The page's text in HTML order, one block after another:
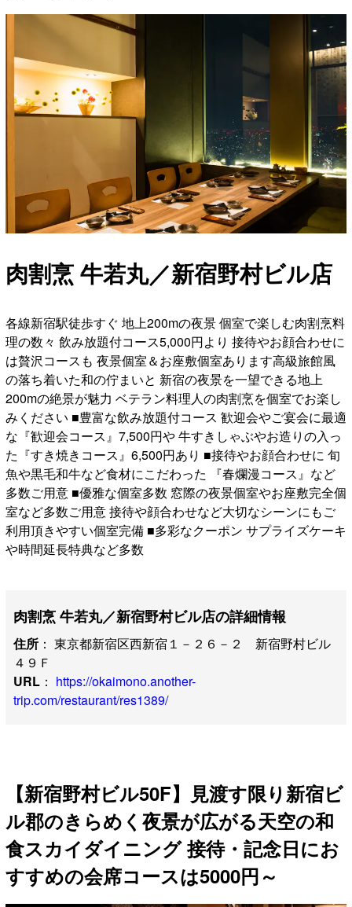
肉割烹 牛若丸／新宿野村ビル店
各線新宿駅徒歩すぐ 地上200mの夜景 個室で楽しむ肉割烹料
理の数々 飲み放題付コース5,000円より 接待やお顔合わせに
は贅沢コースも 夜景個室＆お座敷個室あります高級旅館風
の落ち着いた和の佇まいと 新宿の夜景を一望できる地上
200mの絶景が魅力 ベテラン料理人の肉割烹を個室でお楽し
みください ■豊富な飲み放題付コース 歓迎会やご宴会に最適
な『歓迎会コース』7,500円や 牛すきしゃぶやお造りの入っ
た『すき焼きコース』6,500円あり ■接待やお顔合わせに 旬
魚や黒毛和牛など食材にこだわった 『春爛漫コース』など
多数ご用意 ■優雅な個室多数 窓際の夜景個室やお座敷完全個
室など多数ご用意 接待や顔合わせなど大切なシーンにもご
利用頂きやすい個室完備 ■多彩なクーポン サプライズケーキ
や時間延長特典など多数
肉割烹 牛若丸／新宿野村ビル店の詳細情報
住所 ： 東京都新宿区西新宿１－２６－２ 新宿野村ビル
４９Ｆ
URL ： https://okaimono.another-
trip.com/restaurant/res1389/
【新宿野村ビル50F】見渡す限り新宿ビ
ル郡のきらめく夜景が広がる天空の和
食スカイダイニング 接待・記念日にお
すすめの会席コースは5000円～